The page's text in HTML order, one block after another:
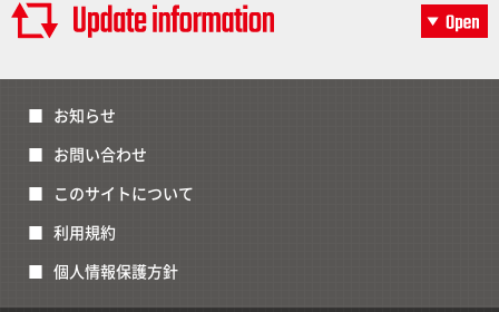
お知らせ
お問い合わせ
このサイトについて
利用規約
個人情報保護方針